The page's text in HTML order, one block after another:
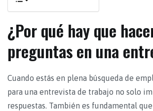
¿Por qué hay que
preguntas en una
Cuando estás en plena búsqueda de
para una entrevista de trabajo no solo
respuestas. También es fundamental